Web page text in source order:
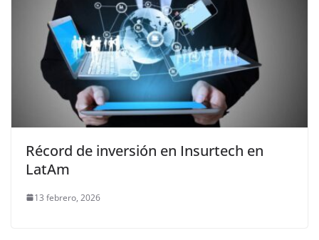
Récord de inversión en Insurtech en
LatAm
13 febrero, 2026